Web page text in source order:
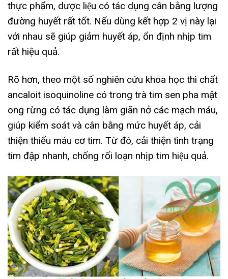
thực phẩm, dược liệu có tác dụng cân bằng lượng
đường huyết rất tốt. Nếu dùng kết hợp 2 vị này lại
với nhau sẽ giúp giảm huyết áp, ổn định nhịp tim
rất hiệu quả.
Rõ hơn, theo một số nghiên cứu khoa học thì chất
ancaloit isoquinoline có trong trà tim sen pha mật
ong rừng có tác dụng làm giãn nở các mạch máu,
giúp kiểm soát và cân bằng mức huyết áp, cải
thiện thiếu máu cơ tim. Từ đó, cải thiện tình trạng
tim đập nhanh, chống rối loạn nhịp tim hiệu quả.